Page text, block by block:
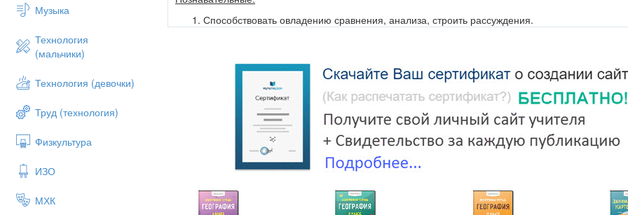
Музыка
Технология
(мальчики)
Технология (девочки)
Труд (технология)
Физкультура
ИЗО
МХК
Способствовать овладению сравнения, анализа, строить рассуждения.
Предметные УУД:
Познакомить с понятием «почва». Выявить основные свойства и состав почвы.
Учить бережному отношению к земле.
Эмоциональный настрой на урок.
Чтоб природе другом стать,
Все загадки разгадать,
Научитесь наблюдать,